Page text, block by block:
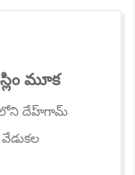
మూక
దేహ్‌గామ్